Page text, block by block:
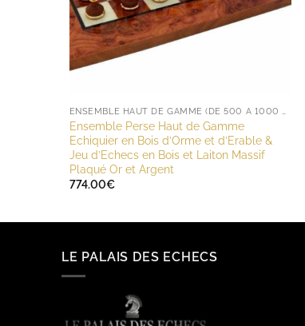
ENSEMBLE HAUT DE GAMME (DE 500 À 1000 EUROS)
Ensemble Perse Haut de Gamme
Echiquier en Bois d’Orme et d’Erable &
Jeu d’Echecs en Bois et Laiton Massif
Plaqué Or et Argent
774.00€
LE PALAIS DES ECHECS